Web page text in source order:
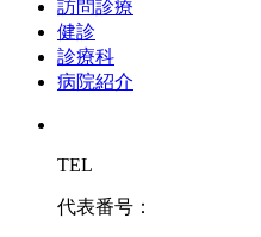
訪問診療
健診
診療科
病院紹介
TEL
代表番号：